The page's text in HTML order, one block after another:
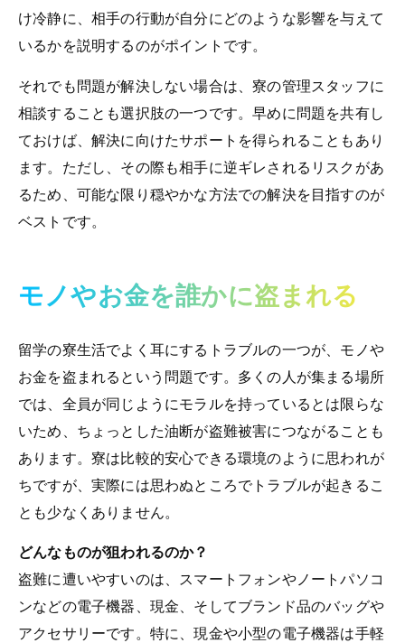
け冷静に、相手の行動が自分にどのような影響を与えて
いるかを説明するのがポイントです。
それでも問題が解決しない場合は、寮の管理スタッフに
相談することも選択肢の一つです。早めに問題を共有し
ておけば、解決に向けたサポートを得られることもあり
ます。ただし、その際も相手に逆ギレされるリスクがあ
るため、可能な限り穏やかな方法での解決を目指すのが
ベストです。
モノやお金を誰かに盗まれる
留学の寮生活でよく耳にするトラブルの一つが、モノや
お金を盗まれるという問題です。多くの人が集まる場所
では、全員が同じようにモラルを持っているとは限らな
いため、ちょっとした油断が盗難被害につながることも
あります。寮は比較的安心できる環境のように思われが
ちですが、実際には思わぬところでトラブルが起きるこ
とも少なくありません。
どんなものが狙われるのか？
盗難に遭いやすいのは、スマートフォンやノートパソコ
ンなどの電子機器、現金、そしてブランド品のバッグや
アクセサリーです。特に、現金や小型の電子機器は手軽